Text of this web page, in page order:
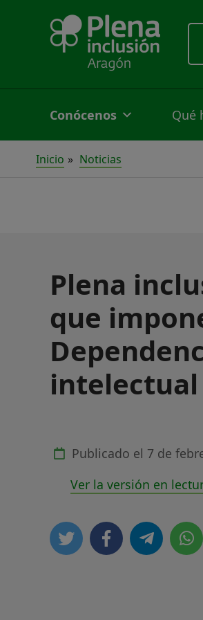
contenido
Conócenos Qué
Inicio Noticias
Plena
que
intelectual
Publicado el 7 de
Ver la versión en